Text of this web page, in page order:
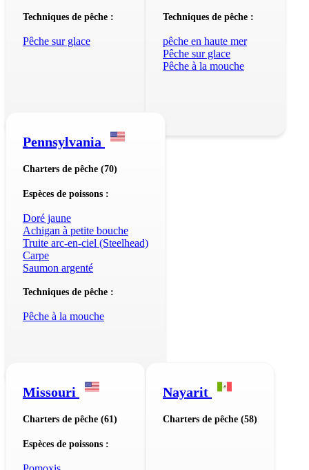
Techniques de pêche :
Pêche sur glace
Techniques de pêche :
pêche en haute mer
Pêche sur glace
Pêche à la mouche
Pennsylvania
Charters de pêche (70)
Espèces de poissons :
Doré jaune
Achigan à petite bouche
Truite arc-en-ciel (Steelhead)
Carpe
Saumon argenté
Techniques de pêche :
Pêche à la mouche
Missouri
Charters de pêche (61)
Espèces de poissons :
Nayarit
Charters de pêche (58)